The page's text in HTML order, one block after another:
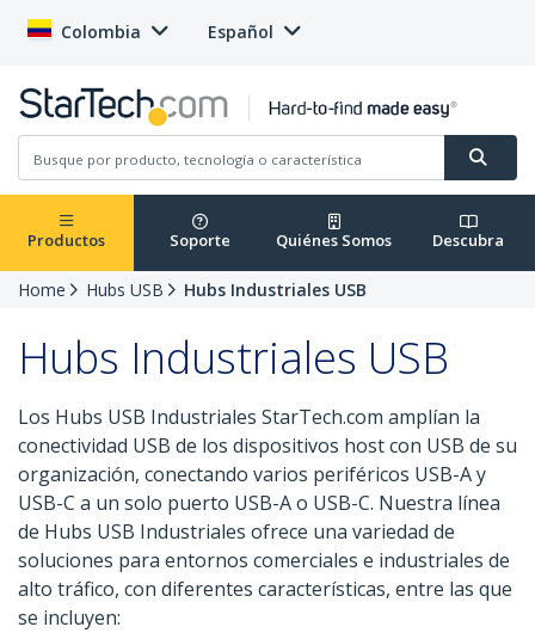
Colombia Español
Productos Soporte Quiénes Somos Descubra
Home Hubs USB Hubs Industriales USB
Hubs Industriales USB
Los Hubs USB Industriales StarTech.com amplían la
conectividad USB de los dispositivos host con USB de su
organización, conectando varios periféricos USB-A y
USB-C a un solo puerto USB-A o USB-C. Nuestra línea
de Hubs USB Industriales ofrece una variedad de
soluciones para entornos comerciales e industriales de
alto tráfico, con diferentes características, entre las que
se incluyen: